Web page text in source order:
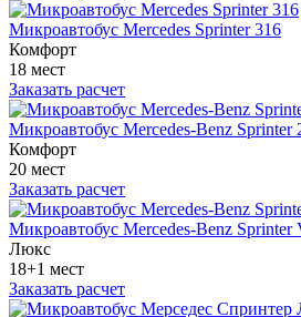
Микроавтобус Mercedes Sprinter 316
Комфорт
18 мест
Заказать расчет
Микроавтобус Mercedes-Benz Sprinter
Комфорт
20 мест
Заказать расчет
Микроавтобус Mercedes-Benz Sprinter
Люкс
18+1 мест
Заказать расчет